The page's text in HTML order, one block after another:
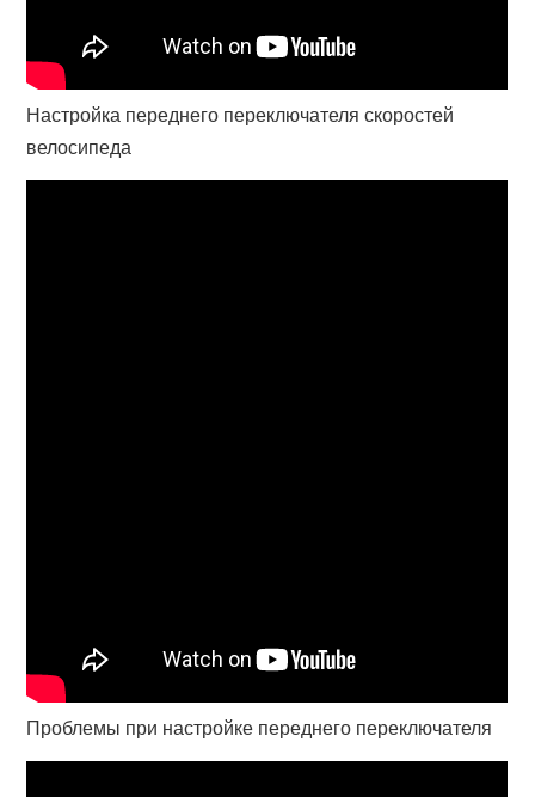
Настройка переднего переключателя скоростей
велосипеда
Проблемы при настройке переднего переключателя